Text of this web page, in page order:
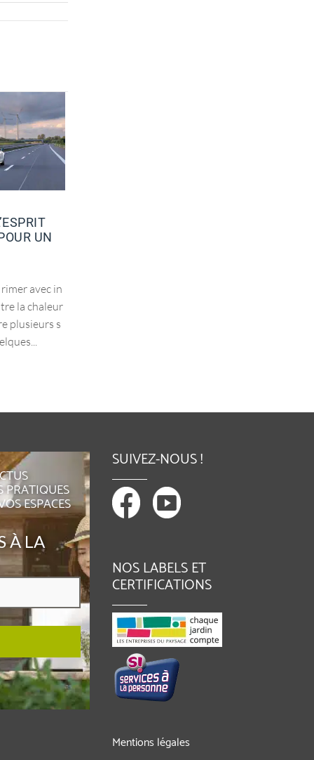
UN
avec in
la chaleur
plusieurs s
PRATIQUES
ESPACES
À LA
SUIVEZ-NOUS !
NOS LABELS ET
CERTIFICATIONS
Mentions légales